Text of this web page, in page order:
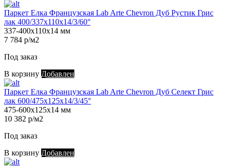
Паркет Елка Французская Lab Arte Chevron Дуб Рустик Грис
лак 400/337х110х14/3/60°
337-400х110х14 мм
7 784 р/м2
Под заказ
В корзину Добавлен
Паркет Елка Французская Lab Arte Chevron Дуб Селект Грис
лак 600/475х125х14/3/45°
475-600х125х14 мм
10 382 р/м2
Под заказ
В корзину Добавлен